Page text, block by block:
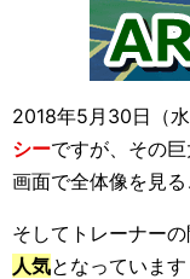
2018年5月30日（
シーですが、その
画面で全体像を見
そしてトレーナーの
人気となっています